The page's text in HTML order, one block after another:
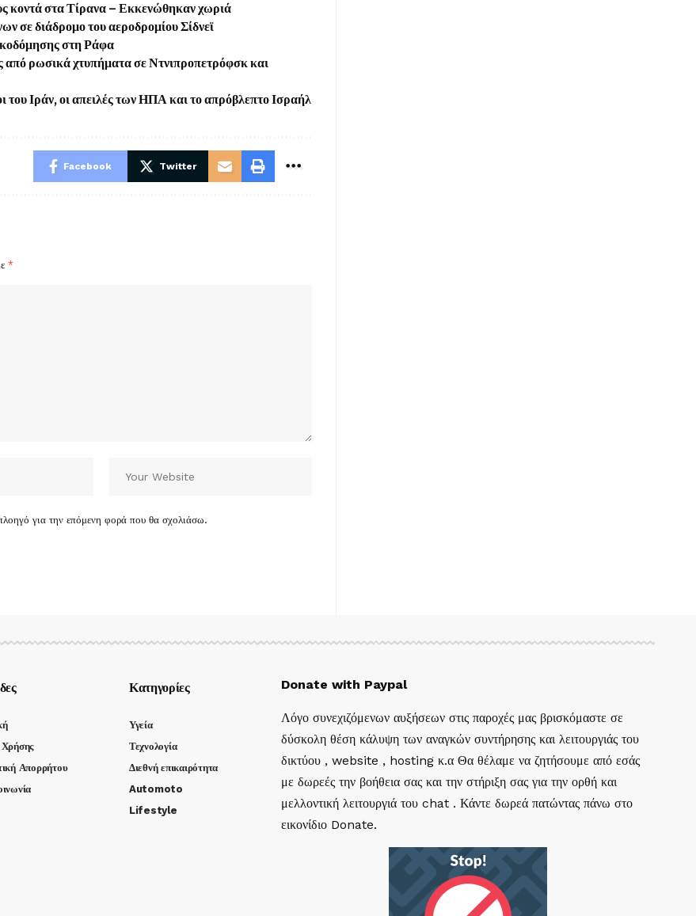
κοντά στα Τίρανα – Εκκενώθηκαν χωριά
σε διάδρομο του αεροδρομίου Σίδνεϊ
στη Ράφα
από ρωσικά χτυπήματα σε Ντνιπροπετρόφσκ και
Ιράν, οι απειλές των ΗΠΑ και το απρόβλεπτο Ισραήλ
Facebook Twitter
*
για την επόμενη φορά που θα σχολιάσω.
Απορρήτου
Κατηγορίες
Υγεία
Τεχνολογία
Διεθνή επικαιρότητα
Automoto
Lifestyle
Donate with Paypal
Λόγο συνεχιζόμενων αυξήσεων στις παροχές μας βρισκόμαστε σε
δύσκολη θέση κάλυψη των αναγκών συντήρησης και λειτουργιάς του
δικτύου , website , hosting κ.α Θα θέλαμε να ζητήσουμε από εσάς
με δωρεές την βοήθεια σας και την στήριξη σας για την ορθή και
μελλοντική λειτουργιά του chat . Κάντε δωρεά πατώντας πάνω στο
εικονίδιο Donate.